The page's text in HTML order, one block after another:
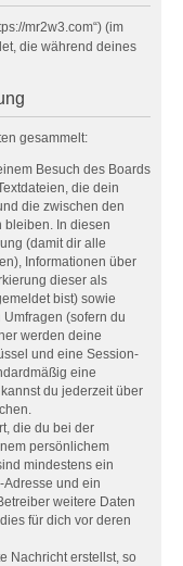
mr2w3.com“) (im
die während deines
gesammelt:
Besuch des Boards
die dein
die zwischen den
bleiben. In diesen
(damit dir alle
Informationen über
dieser als
bist) sowie
(sofern du
werden deine
und eine Session-
eine
du jederzeit über
die du bei der
persönlichem
mindestens ein
und ein
weitere Daten
für dich vor deren
Nachricht erstellst, so